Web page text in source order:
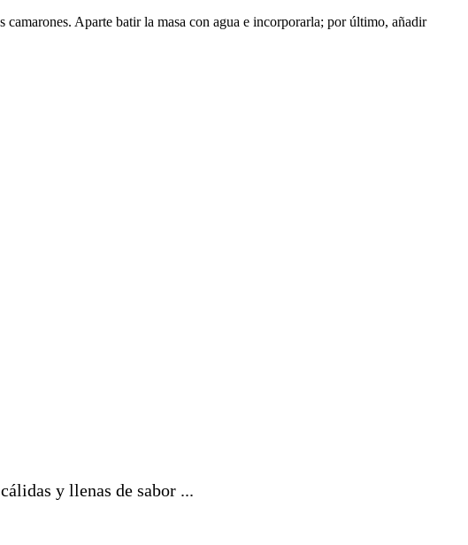
Aparte batir la masa con agua e incorporarla; por último, añadir
y llenas de sabor ...